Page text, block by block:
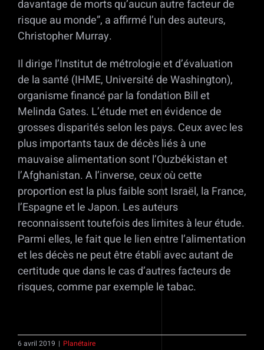
davantage de morts qu’aucun autre facteur de
risque au monde”, a affirmé l’un des auteurs,
Christopher Murray.
Il dirige l’Institut de métrologie et d’évaluation
de la santé (IHME, Université de Washington),
organisme financé par la fondation Bill et
Melinda Gates. L’étude met en évidence de
grosses disparités selon les pays. Ceux avec les
plus importants taux de décès liés à une
mauvaise alimentation sont l’Ouzbékistan et
l’Afghanistan. A l’inverse, ceux où cette
proportion est la plus faible sont Israël, la France,
l’Espagne et le Japon. Les auteurs
reconnaissent toutefois des limites à leur étude.
Parmi elles, le fait que le lien entre l’alimentation
et les décès ne peut être établi avec autant de
certitude que dans le cas d’autres facteurs de
risques, comme par exemple le tabac.
6 avril 2019 | Planétaire